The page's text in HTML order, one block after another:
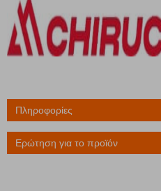
Πληροφορίες
Ερώτηση για το προϊόν